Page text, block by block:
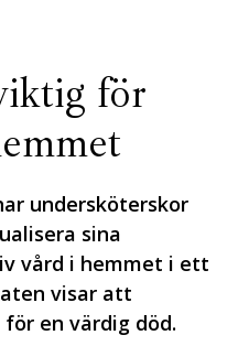
för
undersköterskor
sina
vård i hemmet i ett
visar att
en värdig död.